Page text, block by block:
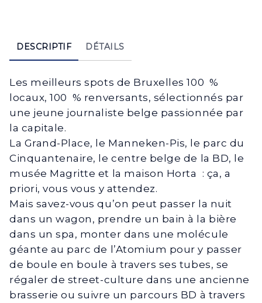
DESCRIPTIF DÉTAILS
Les meilleurs spots de Bruxelles 100 %
locaux, 100 % renversants, sélectionnés par
une jeune journaliste belge passionnée par
la capitale.
La Grand-Place, le Manneken-Pis, le parc du
Cinquantenaire, le centre belge de la BD, le
musée Magritte et la maison Horta : ça, a
priori, vous vous y attendez.
Mais savez-vous qu’on peut passer la nuit
dans un wagon, prendre un bain à la bière
dans un spa, monter dans une molécule
géante au parc de l’Atomium pour y passer
de boule en boule à travers ses tubes, se
régaler de street-culture dans une ancienne
brasserie ou suivre un parcours BD à travers